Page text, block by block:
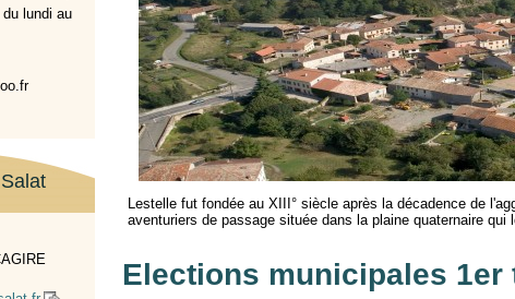
lundi au
Lestelle fut fondée au XIII° siècle après la décadence de
aventuriers de passage située dans la plaine quaternaire qui
Elections municipales 1er